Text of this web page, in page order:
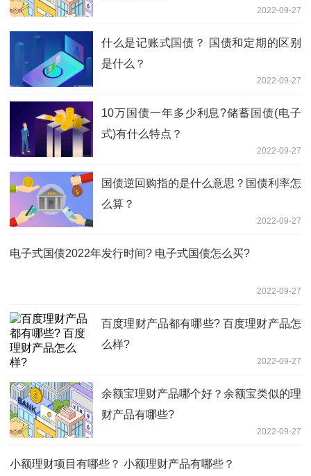
2022-09-27
什么是记账式国债？ 国债和定期的区别
是什么？
2022-09-27
10万国债一年多少利息?储蓄国债(电子
式)有什么特点？
2022-09-27
国债逆回购指的是什么意思？国债利率怎
么算？
2022-09-27
电子式国债2022年发行时间? 电子式国债怎么买?
2022-09-27
百度理财产品都有哪些? 百度理财产品怎
么样?
2022-09-27
余额宝理财产品哪个好？余额宝类似的理
财产品有哪些?
2022-09-27
小额理财项目有哪些？ 小额理财产品有哪些？